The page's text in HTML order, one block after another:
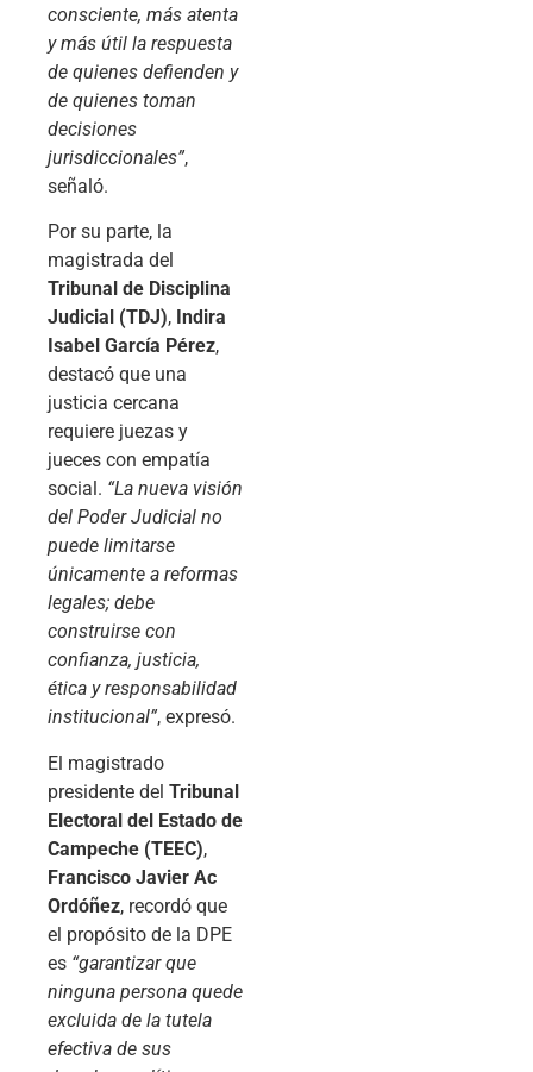
consciente, más atenta
y más útil la respuesta
de quienes defienden y
de quienes toman
decisiones
jurisdiccionales”,
señaló.
Por su parte, la
magistrada del
Tribunal de Disciplina
Judicial (TDJ), Indira
Isabel García Pérez,
destacó que una
justicia cercana
requiere juezas y
jueces con empatía
social. “La nueva visión
del Poder Judicial no
puede limitarse
únicamente a reformas
legales; debe
construirse con
confianza, justicia,
ética y responsabilidad
institucional”, expresó.
El magistrado
presidente del Tribunal
Electoral del Estado de
Campeche (TEEC),
Francisco Javier Ac
Ordóñez, recordó que
el propósito de la DPE
es “garantizar que
ninguna persona quede
excluida de la tutela
efectiva de sus